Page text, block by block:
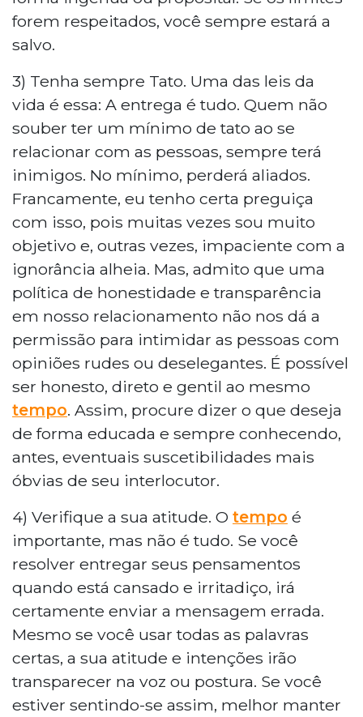
forem respeitados, você sempre estará a
salvo.
3) Tenha sempre Tato. Uma das leis da
vida é essa: A entrega é tudo. Quem não
souber ter um mínimo de tato ao se
relacionar com as pessoas, sempre terá
inimigos. No mínimo, perderá aliados.
Francamente, eu tenho certa preguiça
com isso, pois muitas vezes sou muito
objetivo e, outras vezes, impaciente com a
ignorância alheia. Mas, admito que uma
política de honestidade e transparência
em nosso relacionamento não nos dá a
permissão para intimidar as pessoas com
opiniões rudes ou deselegantes. É possível
ser honesto, direto e gentil ao mesmo
tempo. Assim, procure dizer o que deseja
de forma educada e sempre conhecendo,
antes, eventuais suscetibilidades mais
óbvias de seu interlocutor.
4) Verifique a sua atitude. O tempo é
importante, mas não é tudo. Se você
resolver entregar seus pensamentos
quando está cansado e irritadiço, irá
certamente enviar a mensagem errada.
Mesmo se você usar todas as palavras
certas, a sua atitude e intenções irão
transparecer na voz ou postura. Se você
estiver sentindo-se assim, melhor manter